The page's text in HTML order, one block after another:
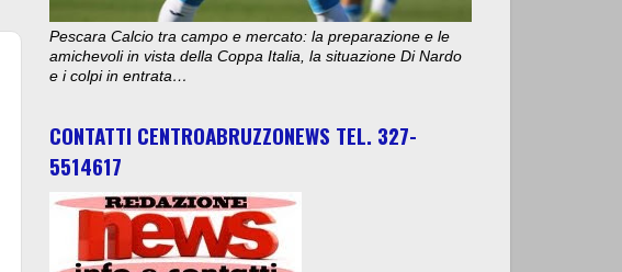
Pescara Calcio tra campo e mercato: la preparazione e le
amichevoli in vista della Coppa Italia, la situazione Di Nardo
e i colpi in entrata…
CONTATTI CENTROABRUZZONEWS TEL. 327-
5514617